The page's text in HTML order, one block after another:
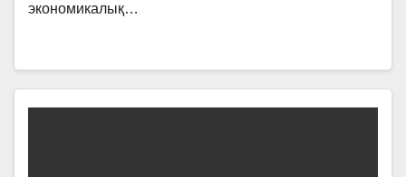
экономикалық…